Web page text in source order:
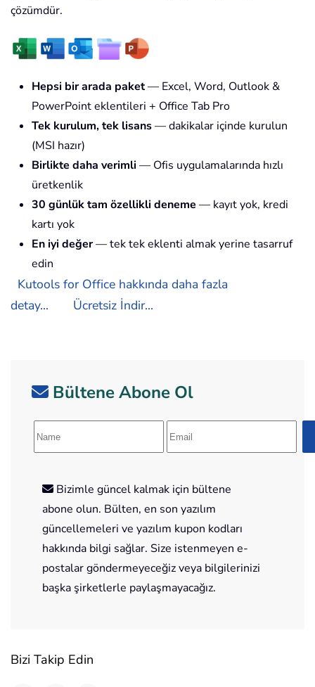
çözümdür.
Hepsi bir arada paket— Excel, Word, Outlook &
PowerPoint eklentileri + Office Tab Pro
Tek kurulum, tek lisans— dakikalar içinde kurulun
(MSI hazır)
Birlikte daha verimli — Ofis uygulamalarında hızlı
üretkenlik
30 günlük tam özellikli deneme — kayıt yok, kredi
kartı yok
En iyi değer— tek tek eklenti almak yerine tasarruf
edin
Kutools for Office hakkında daha fazla
detay...
Ücretsiz İndir...
Bültene Abone Ol
Bizimle güncel kalmak için bültene
abone olun. Bülten, en son yazılım
güncellemeleri ve yazılım kupon kodları
hakkında bilgi sağlar. Size istenmeyen e-
postalar göndermeyeceğiz veya bilgilerinizi
başka şirketlerle paylaşmayacağız.
Bizi Takip Edin